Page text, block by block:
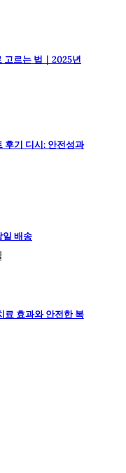
고르는 법｜2025년
후기 디시: 안전성과
일 배송
료 효과와 안전한 복